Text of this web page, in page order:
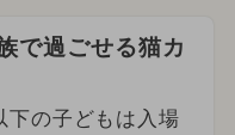
で過ごせる猫カ
下の子どもは入場